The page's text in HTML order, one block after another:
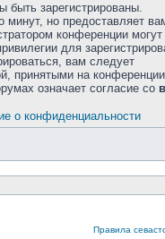
зарегистрированы.
минут, но предоставляет
конференции
для
вам следует
принятыми на
означает согласие со
о конфиденциальности
Правила